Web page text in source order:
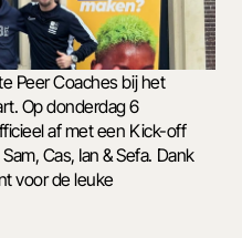
Peer Coaches bij het
Op donderdag 6
af met een Kick-off
Cas, Ian & Sefa. Dank
voor de leuke